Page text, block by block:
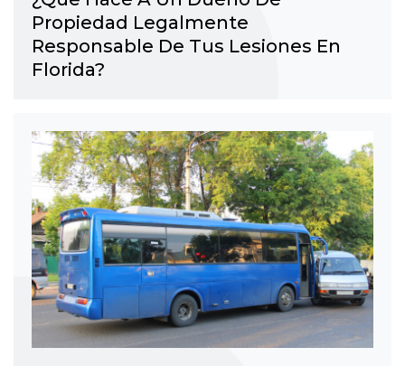
Propiedad Legalmente
Responsable De Tus Lesiones En
Florida?